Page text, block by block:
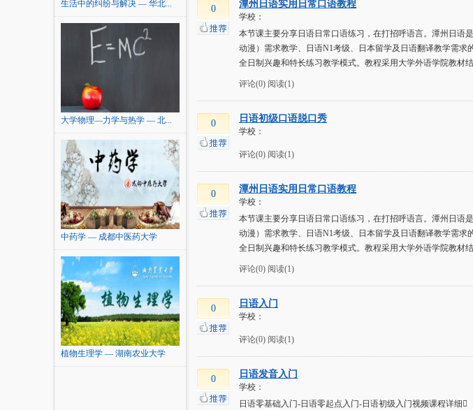
生活中的纠纷与解决 — 华北...
大学物理—力学与热学 — 北...
中药学 — 成都中医药大学
植物生理学 — 湖南农业大学
0 潭州日语实用日常口语教程
学校：
本节课主要分享日语日常口语练习，在打招呼语言。潭州日语
动漫）需求教学、日语N1考级、日本留学及日语翻译教学需
全日制兴趣和特长练习教学模式。教程采用大学外语学院教材
评论(0) 阅读(1)
0 日语初级口语脱口秀
学校：
评论(0) 阅读(1)
0 潭州日语实用日常口语教程
学校：
本节课主要分享日语日常口语练习，在打招呼语言。潭州日语
动漫）需求教学、日语N1考级、日本留学及日语翻译教学需
全日制兴趣和特长练习教学模式。教程采用大学外语学院教材
评论(0) 阅读(1)
0 日语入门
学校：
评论(0) 阅读(1)
0 日语发音入门
学校：
日语零基础入门-日语零起点入门-日语初级入门视频课程详细